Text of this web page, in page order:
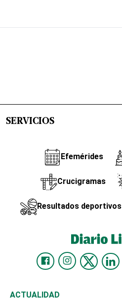
SERVICIOS
Efemérides
Crucigramas
Resultados deportivos
ACTUALIDAD